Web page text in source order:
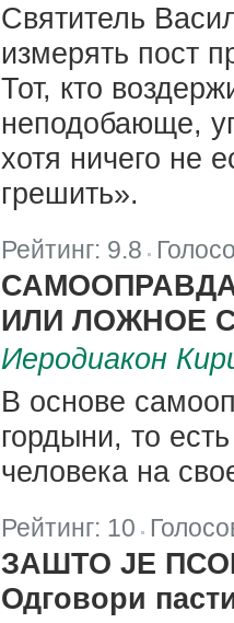
Святитель
измерять пост
Тот, кто
неподобающе,
хотя ничего не
грешить».
Рейтинг: 9.8
ИЛИ ЛОЖНОЕ
Иеродиакон
В основе
гордыни, то
человека на
Рейтинг: 10
ЗАШТО ЈЕ
Одговори